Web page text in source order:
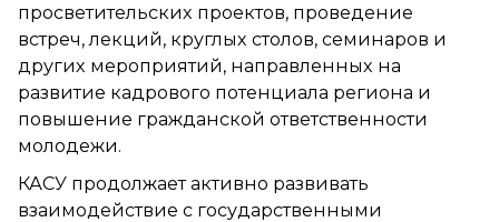
просветительских проектов, проведение
встреч, лекций, круглых столов, семинаров и
других мероприятий, направленных на
развитие кадрового потенциала региона и
повышение гражданской ответственности
молодежи.
КАСУ продолжает активно развивать
взаимодействие с государственными